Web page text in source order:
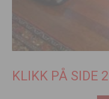
KLIKK PÅ SIDE